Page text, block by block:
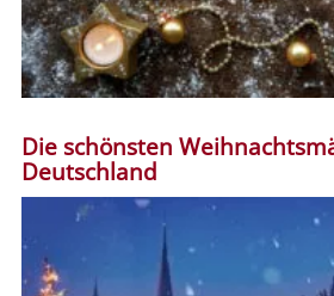
Die schönsten
Deutschland